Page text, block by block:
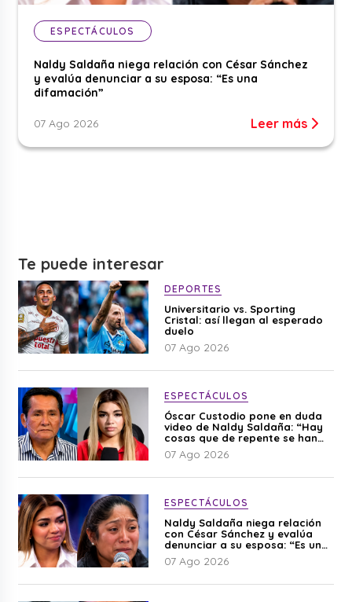
ESPECTÁCULOS
Naldy Saldaña niega relación con César Sánchez
y evalúa denunciar a su esposa: “Es una
difamación”
07 Ago 2026 Leer más
Te puede interesar
DEPORTES
Universitario vs. Sporting
Cristal: así llegan al esperado
duelo
07 Ago 2026
ESPECTÁCULOS
Óscar Custodio pone en duda
video de Naldy Saldaña: “Hay
cosas que de repente se han
editado”
07 Ago 2026
ESPECTÁCULOS
Naldy Saldaña niega relación
con César Sánchez y evalúa
denunciar a su esposa: “Es una
difamación”
07 Ago 2026